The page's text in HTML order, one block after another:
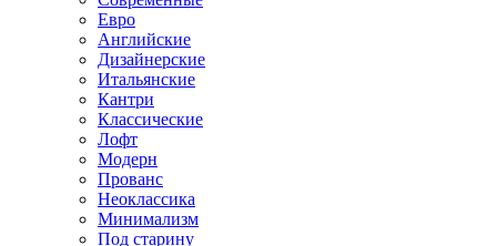
Евро
Английские
Дизайнерские
Итальянские
Кантри
Классические
Лофт
Модерн
Прованс
Неоклассика
Минимализм
Под старину